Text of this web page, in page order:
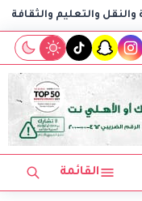
AIG توقع اتفاقية مع CSCEC الصينية لبدء تنفيذ مشروع AI Tower بالعاصمة الإدارية الجديدة
instagram
snapchat
tiktok
القائمة